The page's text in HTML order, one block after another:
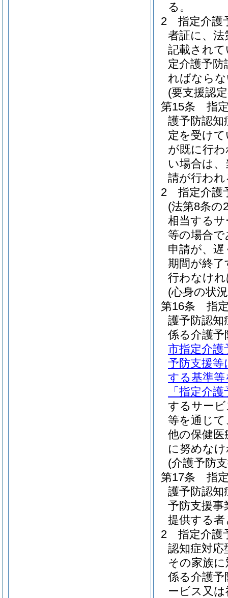
る。
2
指定介護
者証に、法
記載され
定介護予
ればなら
(要支援認
第15条
指
護予防認知
定を受け
が既に行
い場合は
請が行わ
2
指定介護
(法第8条の
相当する
等の場合
申請が、
期間が終
行わなけ
(心身の状
第16条
指
護予防認
係る介護
市指定介護
予防支援
する基準
「指定介
するサー
等を通じ
他の保健
に努めな
(介護予防
第17条
指
護予防認
予防支援
提供する
2
指定介護
認知症対
その家族
係る介護
ービス又